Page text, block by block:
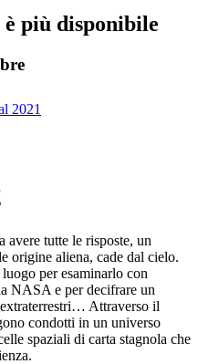
è più disponibile
2021
avere tutte le risposte, un
origine aliena, cade dal cielo.
per esaminarlo con
NASA e per decifrare un
Attraverso il
condotti in un universo
spaziali di carta stagnola che